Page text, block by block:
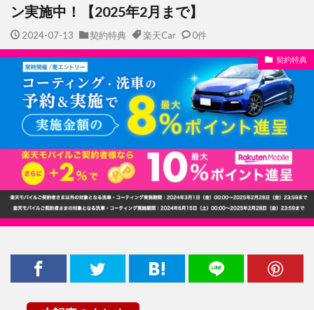
ン実施中！【2025年2月まで】
2024-07-13 契約特典 楽天Car 0件
契約特典